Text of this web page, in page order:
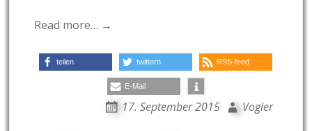
Read more… →
teilen twittern RSS-feed
E-Mail
17. September 2015 Vogler